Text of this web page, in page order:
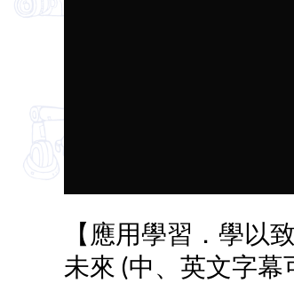
【應用學習．學以
未來 (中、英文字幕